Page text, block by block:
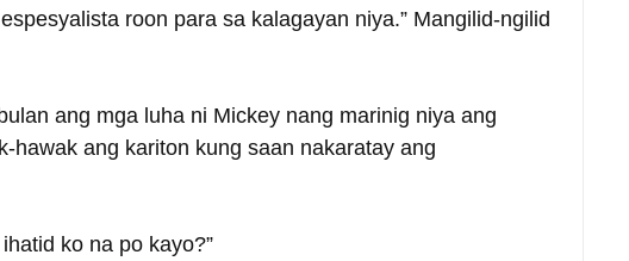
roon para sa kalagayan niya.” Mangilid-ngilid
ang mga luha ni Mickey nang marinig niya ang
hawak ang kariton kung saan nakaratay ang
ko na po kayo?”